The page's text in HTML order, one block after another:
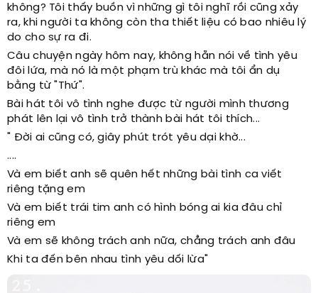
không? Tôi thấy buồn vì những gì tôi nghĩ rồi cũng xảy
ra, khi người ta không còn tha thiết liệu có bao nhiêu lý
do cho sự ra đi.
Câu chuyện ngày hôm nay, không hẵn nói về tình yêu
đôi lứa, mà nó là một phạm trù khác mà tôi ẩn dụ
bằng từ "Thứ".
Bài hát tôi vô tình nghe được từ người mình thương
phát lên lại vô tình trở thành bài hát tôi thích...
" Đời ai cũng có, giây phút trót yêu dại khờ...
....
Và em biết anh sẽ quên hết những bài tình ca viết
riêng tặng em
Và em biết trái tim anh có hình bóng ai kia đâu chỉ
riêng em
Và em sẽ không trách anh nữa, chẳng trách anh đâu
Khi ta đến bên nhau tình yêu dối lừa"